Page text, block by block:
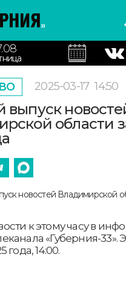
2025-03-17 14:50
выпуск
области
к этому часу в
«Губерния-33».
года, 14:00.